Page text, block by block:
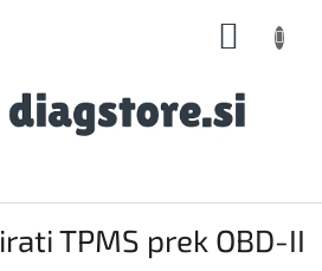
TPMS prek OBD-II